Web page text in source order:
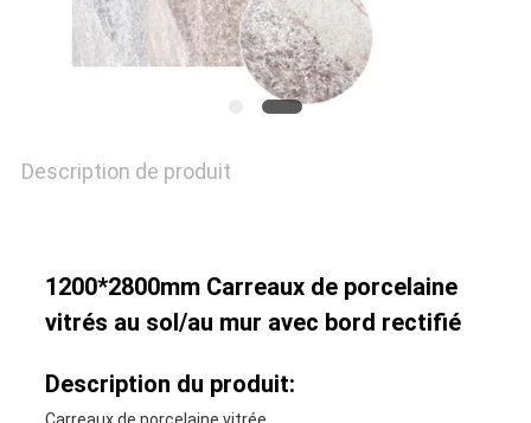
POLITIQUE
CONFIDENTIALITÉ
Description de produit
1200*2800mm Carreaux de porcelaine
vitrés au sol/au mur avec bord rectifié
Description du produit: